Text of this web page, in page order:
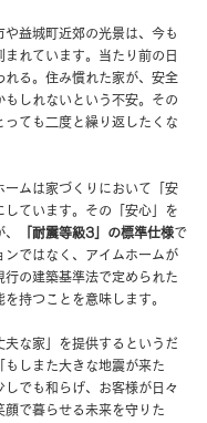
益城町近郊の光景は、今も
れています。当たり前の日
れる。住み慣れた家が、安全
もしれないという不安。その
っても二度と繰り返したくな
ームは家づくりにおいて「安
しています。その「安心」を
「耐震等級3」の標準仕様で
ンではなく、アイムホームが
行の建築基準法で定められた
持つことを意味します。
夫な家」を提供するというだ
もしまた大きな地震が来た
でも和らげ、お客様が日々
顔で暮らせる未来を守りた